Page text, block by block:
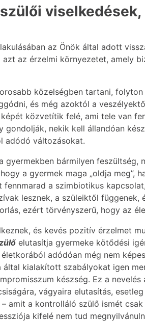
az Önök által adott
az érzelmi környezetet, amely
közelségben tartani,
és még azoktól a
közvetítik felé, ami tele van
nekik kell állandóan
adódó változásokat.
bármilyen
a gyermek maga „oldja meg”,
a szimbiotikus
lesznek, a szüleiktől
ezért törvényszerű, hogy az
és kevés pozitív érzelmet
elutasítja gyermeke kötődési
adódóan még nem
kialakított szabályokat igen
készség. Ez a
vágyaira elutasítás,
amit a kontrolláló szülő ismét
kifelé nem tud